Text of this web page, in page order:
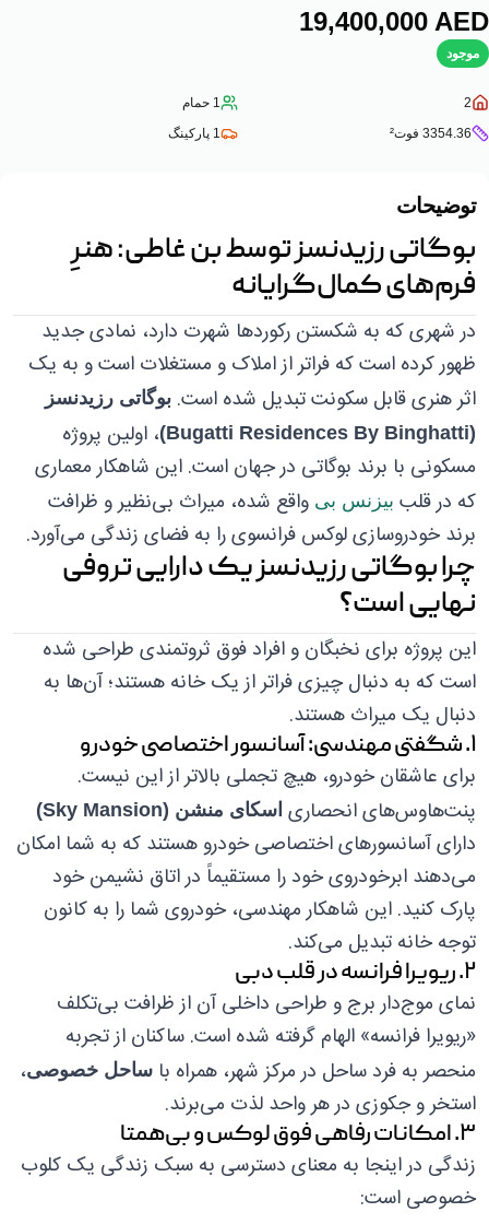
‎19,400,000‎ AED
موجود
2
1 حمام
3354.36 فوت² 1 پارکینگ
توضیحات
بوگاتی رزیدنسز توسط بن غاطی: هنرِ
فرم‌های کمال‌گرایانه
در شهری که به شکستن رکوردها شهرت دارد، نمادی جدید
ظهور کرده است که فراتر از املاک و مستغلات است و به یک
اثر هنری قابل سکونت تبدیل شده است. بوگاتی رزیدنسز
(Bugatti Residences By Binghatti)
، اولین پروژه
مسکونی با برند بوگاتی در جهان است. این شاهکار معماری
که در قلب بیزنس بی واقع شده، میراث بی‌نظیر و ظرافت
برند خودروسازی لوکس فرانسوی را به فضای زندگی می‌آورد.
چرا بوگاتی رزیدنسز یک دارایی تروفی
نهایی است؟
این پروژه برای نخبگان و افراد فوق ثروتمندی طراحی شده
است که به دنبال چیزی فراتر از یک خانه هستند؛ آن‌ها به
دنبال یک میراث هستند.
۱. شگفتی مهندسی: آسانسور اختصاصی خودرو
برای عاشقان خودرو، هیچ تجملی بالاتر از این نیست.
پنت‌هاوس‌های انحصاری اسکای منشن (Sky Mansion)
دارای آسانسورهای اختصاصی خودرو هستند که به شما امکان
می‌دهند ابرخودروی خود را مستقیماً در اتاق نشیمن خود
پارک کنید. این شاهکار مهندسی، خودروی شما را به کانون
توجه خانه تبدیل می‌کند.
۲. ریویرا فرانسه در قلب دبی
نمای موج‌دار برج و طراحی داخلی آن از ظرافت بی‌تکلف
«ریویرا فرانسه» الهام گرفته شده است. ساکنان از تجربه
منحصر به فرد ساحل در مرکز شهر، همراه با ساحل خصوصی،
استخر و جکوزی در هر واحد لذت می‌برند.
۳. امکانات رفاهی فوق لوکس و بی‌همتا
زندگی در اینجا به معنای دسترسی به سبک زندگی یک کلوب
خصوصی است: